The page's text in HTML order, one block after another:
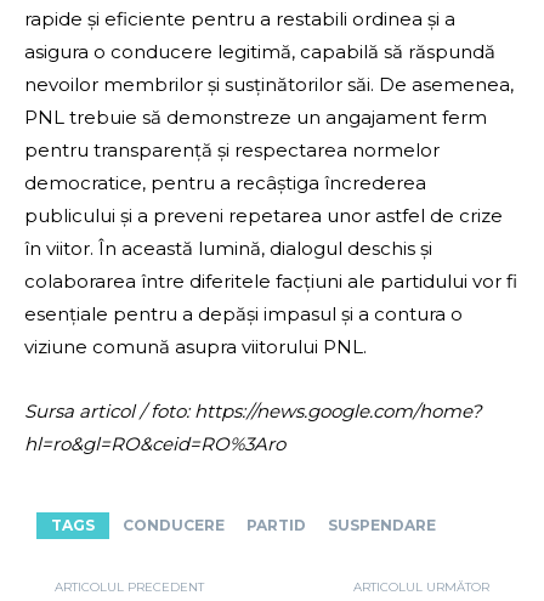
rapide și eficiente pentru a restabili ordinea și a
asigura o conducere legitimă, capabilă să răspundă
nevoilor membrilor și susținătorilor săi. De asemenea,
PNL trebuie să demonstreze un angajament ferm
pentru transparență și respectarea normelor
democratice, pentru a recâștiga încrederea
publicului și a preveni repetarea unor astfel de crize
în viitor. În această lumină, dialogul deschis și
colaborarea între diferitele facțiuni ale partidului vor fi
esențiale pentru a depăși impasul și a contura o
viziune comună asupra viitorului PNL.
Sursa articol / foto: https://news.google.com/home?
hl=ro&gl=RO&ceid=RO%3Aro
TAGS CONDUCERE PARTID SUSPENDARE
ARTICOLUL PRECEDENT ARTICOLUL URMĂTOR